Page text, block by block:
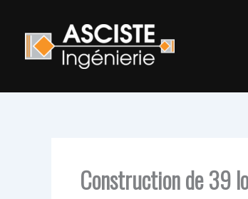
Construction de 39